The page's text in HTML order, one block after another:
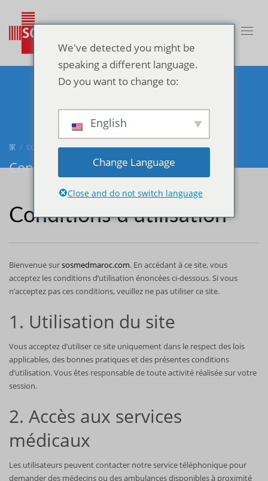
家 CONDITIONS D’UTILISATION
Conditions d’utilisation
Conditions d’utilisation
Bienvenue sursosmedmaroc.com. En accédant à ce site, vous
acceptez les conditions d’utilisation énoncées ci-dessous. Si vous
n’acceptez pas ces conditions, veuillez ne pas utiliser ce site.
1. Utilisation du site
Vous acceptez d’utiliser ce site uniquement dans le respect des lois
applicables, des bonnes pratiques et des présentes conditions
d’utilisation. Vous êtes responsable de toute activité réalisée sur votre
session.
2. Accès aux services
médicaux
Les utilisateurs peuvent contacter notre service téléphonique pour
demander des médecins ou des ambulances disponibles à proximité
We've detected you might be
speaking a different language.
Do you want to change to:
English
Change Language
Close and do not switch language